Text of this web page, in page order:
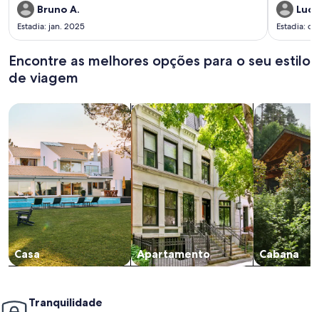
Bruno A.
Estadia: jan. 2025
que o
mesmo
com
bate
Estadia:
Encontre as melhores opções para o seu estilo
de viagem
Casa
Busque casas
Apartamento
Busque apartamentos
Cabana
buscar
Tranquilidade